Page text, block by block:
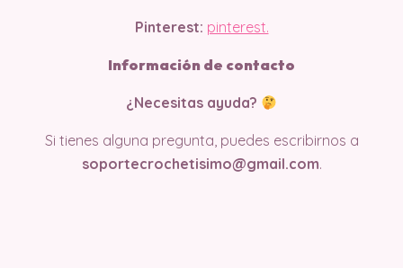
Pinterest: pinterest.
Información de contacto
¿Necesitas ayuda?
Si tienes alguna pregunta, puedes escribirnos a
soportecrochetisimo@gmail.com.